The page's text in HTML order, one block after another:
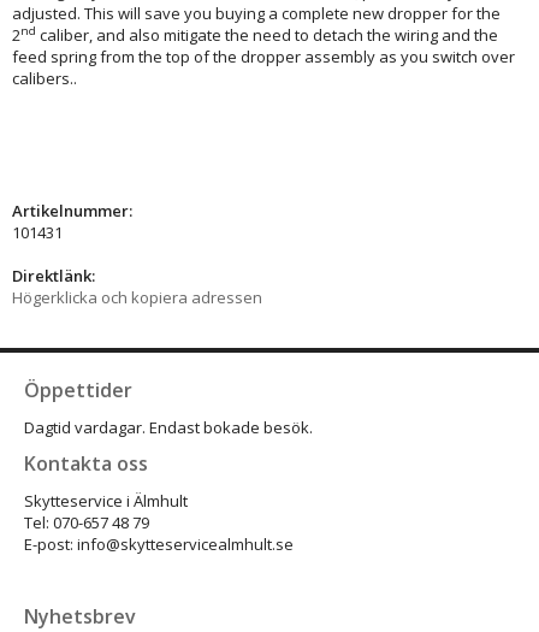
adjusted. This will save you buying a complete new dropper for the
2nd caliber, and also mitigate the need to detach the wiring and the
feed spring from the top of the dropper assembly as you switch over
calibers..
Artikelnummer:
101431
Direktlänk:
Högerklicka och kopiera adressen
Öppettider
Dagtid vardagar. Endast bokade besök.
Kontakta oss
Skytteservice i Älmhult
Tel: 070-657 48 79
E-post: info@skytteservicealmhult.se
Nyhetsbrev